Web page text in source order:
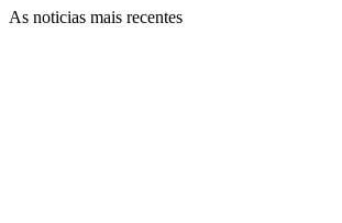
As noticias mais recentes